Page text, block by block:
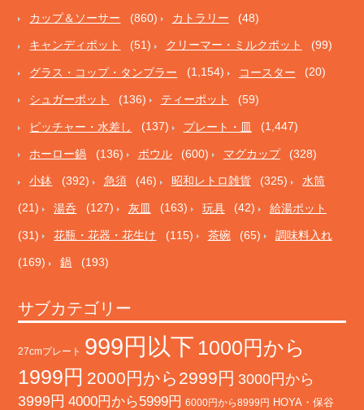
カップ＆ソーサー (860) カトラリー (48)
キャンディポット (51) クリーマー・ミルクポット (99)
グラス・コップ・タンブラー (1,154) コースター (20)
シュガーポット (136) ティーポット (59)
ピッチャー・水差し (137) プレート・皿 (1,447)
ホーロー鍋 (136) ボウル (600) マグカップ (328)
小鉢 (392) 急須 (46) 昭和レトロ雑貨 (325) 水筒
(21) 湯呑 (127) 灰皿 (163) 玩具 (42) 給湯ポット
(31) 花瓶・花器・花生け (115) 茶碗 (65) 調味料入れ
(169) 鍋 (193)
サブカテゴリー
27cmプレート 999円以下 1000円から
1999円 2000円から2999円 3000円から
3999円 4000円から5999円 6000円から8999円 HOYA・保谷